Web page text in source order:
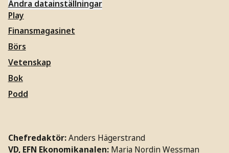
Ändra datainställningar
Play
Finansmagasinet
Börs
Vetenskap
Bok
Podd
Chefredaktör:Anders Hägerstrand
VD, EFN Ekonomikanalen: Maria Nordin Wessman